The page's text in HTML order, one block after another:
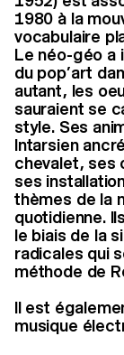
1980 à la
vocabulaire
Le néo-géo a
du pop’art
autant, les
sauraient se
style. Ses
Intarsien
chevalet, ses
ses
thèmes de la
quotidienne.
le biais de la
radicales qui
méthode de
Il est
musique